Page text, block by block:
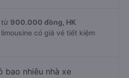
từ 900.000 đồng, HK
có giá vé tiết kiệm
bao nhiêu nhà xe